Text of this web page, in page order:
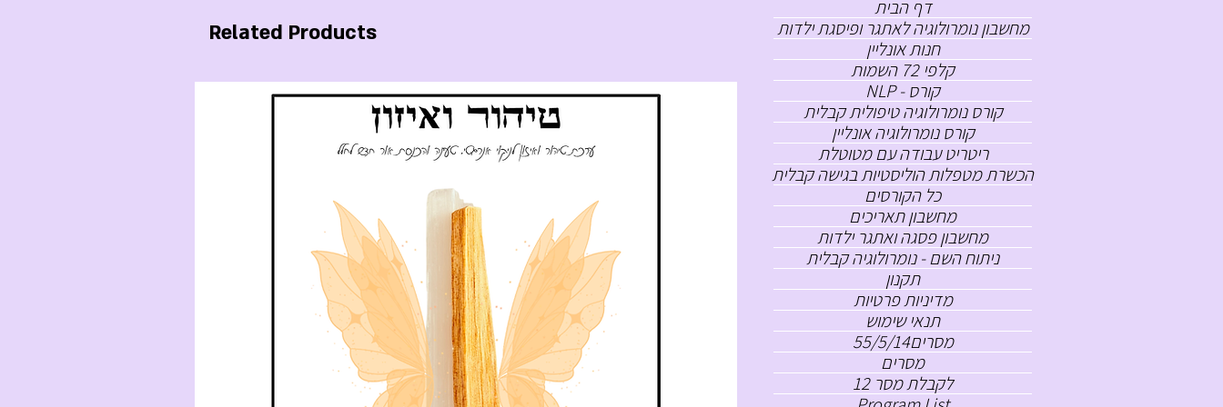
גודל 13x18 ס"מ: גודל ביניים מצוין ופופולרי מאוד, המתאים בול לשידות, מדפי ספרים או
גודל 10x15 ס"מ (גודל גלויה): גודל קומפקטי ואינטימי, מושלם לשולחן העבודה, שידת הלילה
בחירת מסגרת:
כל הגדלים זמינים לבחירה עם מסגרת איכותית בצבע שחור קלאסי או לבן
נקי, המשתלבת באופן מושלם עם כל סגנון עיצוב.
איכות הדפסה: ה
דפסה חדה וגבוהה ברזולוציה מקסימלית, השומרת על דיוק הפרטים
העדינים של הציור.
גימור מקצועי
: המסגרת כוללת זכוכית מגינה לשמירה על איכות ההדפסה לאורך זמן, ומגיעה
מוכנה לתלייה מיידית או להנחה במרחב.
הזמינו עכשיו, בחרו את הגודל ואת צבע המסגרת המדויקים עבורכם, והביאו את הברכה והאור
של הצמח צדק אל המרחב שלכם.
Related Products
דף הבית
מחשבון נומרולוגיה לאתגר ופיסגת ילדות
חנות אונליין
קלפי 72 השמות
NLP - קורס
קורס נומרולוגיה טיפולית קבלית
קורס נומרולוגיה אונליין
ריטריט עבודה עם מטוטלת
הכשרת מטפלות הוליסטיות בגישה קבלית
כל הקורסים
מחשבון תאריכים
מחשבון פסגה ואתגר ילדות
ניתוח השם - נומרולוגיה קבלית
תקנון
מדיניות פרטיות
תנאי שימוש
מסרים55/5/14
מסרים
לקבלת מסר 12